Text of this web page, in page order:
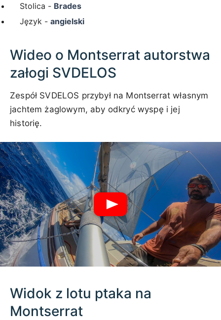
Stolica - Brades
Język - angielski
Wideo o Montserrat autorstwa
załogi SVDELOS
Zespół SVDELOS przybył na Montserrat własnym
jachtem żaglowym, aby odkryć wyspę i jej
historię.
Widok z lotu ptaka na
Montserrat